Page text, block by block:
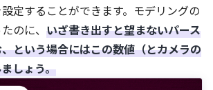
定することができます。モデリングの
のに、 いざ書き出すと望まないパース
という場合にはこの数値（とカメラの
しょう。